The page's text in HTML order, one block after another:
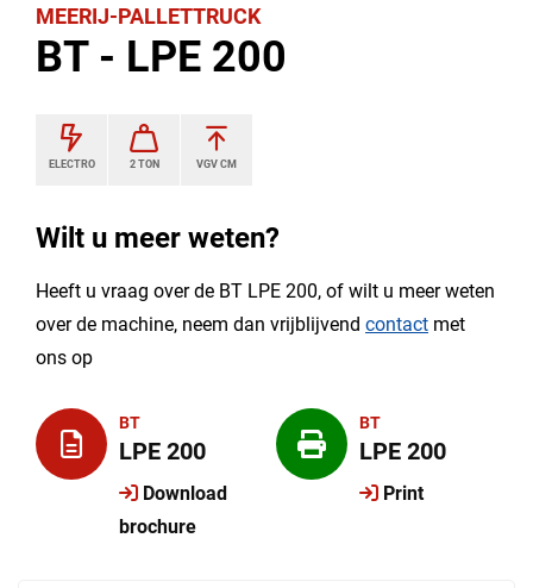
MEERIJ-PALLETTRUCK
BT - LPE 200
ELECTRO 2 TON VGV CM
Wilt u meer weten?
Heeft u vraag over de BT LPE 200, of wilt u meer weten
over de machine, neem dan vrijblijvend contact met
ons op
BT
LPE 200
Download
brochure
BT
LPE 200
Print